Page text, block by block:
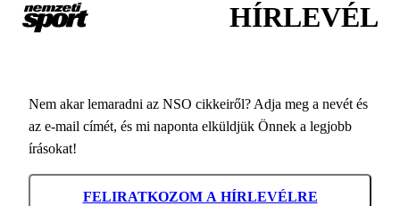
HÍRLEVÉL
Nem akar lemaradni az NSO cikkeiről? Adja meg a nevét és
az e-mail címét, és mi naponta elküldjük Önnek a legjobb
írásokat!
FELIRATKOZOM A HÍRLEVÉLRE